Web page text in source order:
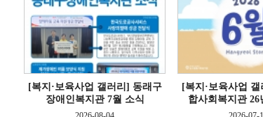
[복지·보육사업 갤러리] 동래구
장애인복지관 7월 소식
[복지·보육사업 갤
합사회복지관 26